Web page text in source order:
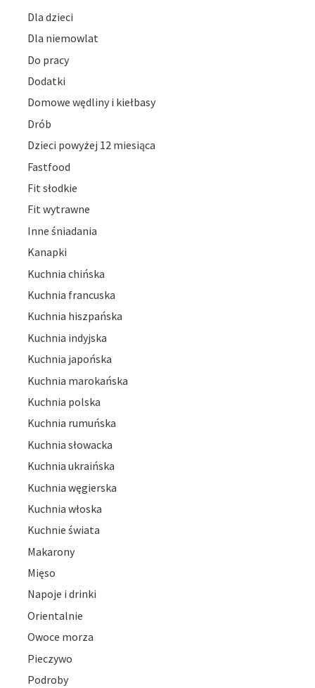
Dla dzieci
Dla niemowlat
Do pracy
Dodatki
Domowe wędliny i kiełbasy
Drób
Dzieci powyżej 12 miesiąca
Fastfood
Fit słodkie
Fit wytrawne
Inne śniadania
Kanapki
Kuchnia chińska
Kuchnia francuska
Kuchnia hiszpańska
Kuchnia indyjska
Kuchnia japońska
Kuchnia marokańska
Kuchnia polska
Kuchnia rumuńska
Kuchnia słowacka
Kuchnia ukraińska
Kuchnia węgierska
Kuchnia włoska
Kuchnie świata
Makarony
Mięso
Napoje i drinki
Orientalnie
Owoce morza
Pieczywo
Podroby